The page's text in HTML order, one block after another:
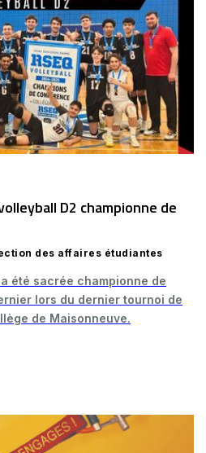
D2 championne de
des affaires étudiantes
été sacrée championne de
lors du dernier tournoi de
de Maisonneuve.